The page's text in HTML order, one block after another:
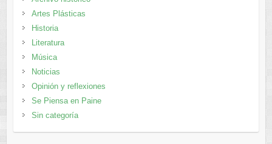
Artes Plásticas
Historia
Literatura
Música
Noticias
Opinión y reflexiones
Se Piensa en Paine
Sin categoría